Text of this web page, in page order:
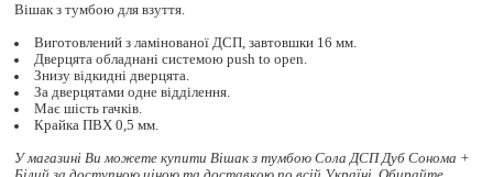
Вішак з тумбою для взуття.
Виготовлений з ламінованої ДСП, завтовшки 16 мм.
Дверцята обладнані системою push to open.
Знизу відкидні дверцята.
За дверцятами одне відділення.
Має шість гачків.
Крайка ПВХ 0,5 мм.
У магазині Ви можете купити Вішак з тумбою Сола ДСП Дуб Сонома +